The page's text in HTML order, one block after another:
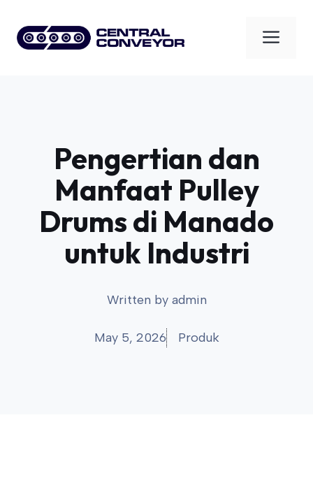
content
Pengertian dan
Manfaat Pulley
Drums di Manado
untuk Industri
Written by admin
May 5, 2026 Produk